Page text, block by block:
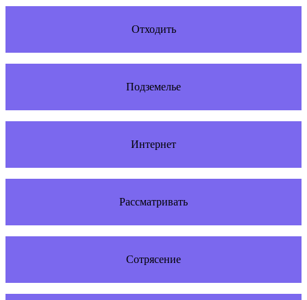
Отходить
Подземелье
Интернет
Рассматривать
Сотрясение